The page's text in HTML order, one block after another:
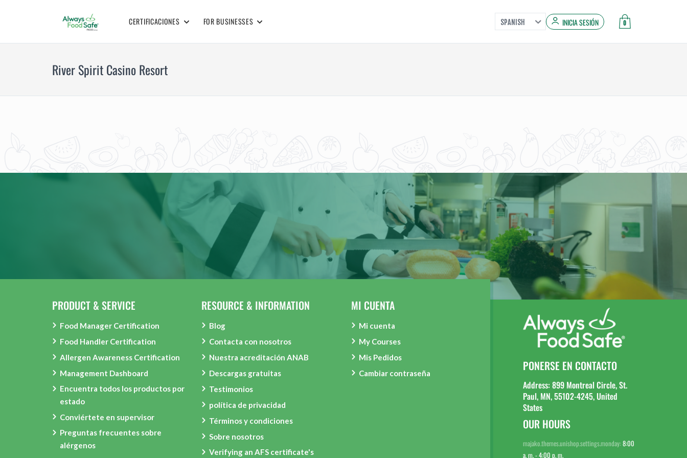
CERTIFICACIONES FOR BUSINESSES SPANISH INICIA SESIÓN 0
River Spirit Casino Resort
PRODUCT & SERVICE
Food Manager Certification
Food Handler Certification
Allergen Awareness Certification
Management Dashboard
Encuentra todos los productos por
estado
Conviértete en supervisor
Preguntas frecuentes sobre
alérgenos
RESOURCE & INFORMATION
Blog
Contacta con nosotros
Nuestra acreditación ANAB
Descargas gratuitas
Testimonios
política de privacidad
Términos y condiciones
Sobre nosotros
Verifying an AFS certificate's
MI CUENTA
Mi cuenta
My Courses
Mis Pedidos
Cambiar contraseña
PONERSE EN CONTACTO
Address: 899 Montreal Circle, St.
Paul, MN, 55102-4245, United
States
OUR HOURS
majako.themes.unishop.settings.monday: 8:00
a. m. - 4:00 p. m.